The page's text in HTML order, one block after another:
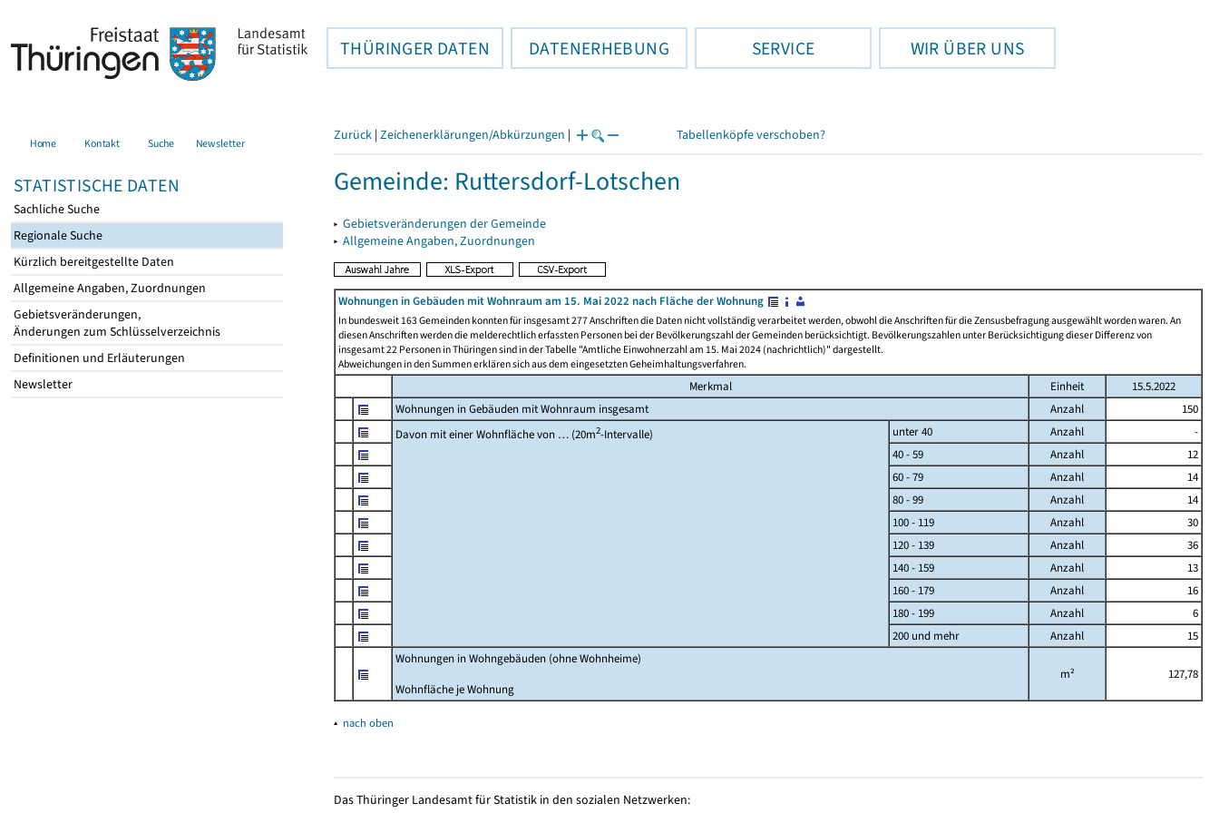
THÜRINGER DATEN DATENERHEBUNG SERVICE WIR ÜBER UNS
Home Kontakt Suche Newsletter
STATISTISCHE DATEN
Sachliche Suche
Regionale Suche
Kürzlich bereitgestellte Daten
Allgemeine Angaben, Zuordnungen
Gebietsveränderungen,
Änderungen zum Schlüsselverzeichnis
Definitionen und Erläuterungen
Newsletter
Zurück | Zeichenerklärungen/Abkürzungen | Tabellenköpfe verschoben?
Gemeinde: Ruttersdorf-Lotschen
▸ Gebietsveränderungen der Gemeinde
▸ Allgemeine Angaben, Zuordnungen
Wohnungen in Gebäuden mit Wohnraum am 15. Mai 2022 nach Fläche der Wohnung
In bundesweit 163 Gemeinden konnten für insgesamt 277 Anschriften die Daten nicht vollständig verarbeitet werden, obwohl die Anschriften für die Zensusbefragung ausgewählt worden waren. An
diesen Anschriften werden die melderechtlich erfassten Personen bei der Bevölkerungszahl der Gemeinden berücksichtigt. Bevölkerungszahlen unter Berücksichtigung dieser Differenz von
insgesamt 22 Personen in Thüringen sind in der Tabelle "Amtliche Einwohnerzahl am 15. Mai 2024 (nachrichtlich)" dargestellt.
Abweichungen in den Summen erklären sich aus dem eingesetzten Geheimhaltungsverfahren.
Merkmal Einheit
15.5.2022
Wohnungen in Gebäuden mit Wohnraum insgesamt
Anzahl
150
Davon mit einer Wohnfläche von … (20m2-Intervalle) unter 40 Anzahl
-
40 - 59
Anzahl
12
60 - 79
Anzahl
14
80 - 99
Anzahl
14
100 - 119
Anzahl
30
120 - 139
Anzahl
36
140 - 159
Anzahl
13
160 - 179
Anzahl
16
180 - 199
Anzahl
6
200 und mehr
Anzahl
15
Wohnungen in Wohngebäuden (ohne Wohnheime)
Wohnfläche je Wohnung
m² 127,78
▴ nach oben
Das Thüringer Landesamt für Statistik in den sozialen Netzwerken: